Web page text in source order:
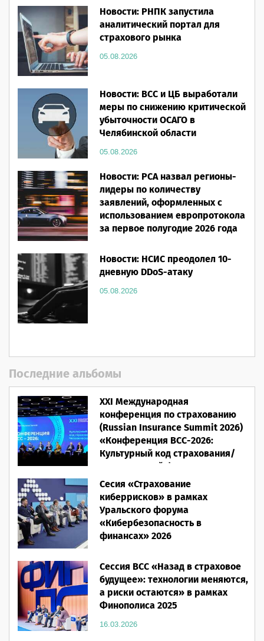
Новости: РНПК запустила
аналитический портал для
страхового рынка
05.08.2026
Новости: ВСС и ЦБ выработали
меры по снижению критической
убыточности ОСАГО в
Челябинской области
05.08.2026
Новости: РСА назвал регионы-
лидеры по количеству
заявлений, оформленных с
использованием европротокола
за первое полугодие 2026 года
Новости: НСИС преодолел 10-
дневную DDoS-атаку
05.08.2026
Последние альбомы
XXI Международная
конференция по страхованию
(Russian Insurance Summit 2026)
«Конференция ВСС-2026:
Культурный код страхования/
Человеческий фактор»
28.05.2026
Сесия «Страхование
киберрисков» в рамках
Уральского форума
«Кибербезопасность в
финансах» 2026
Сессия ВСС «Назад в страховое
будущее»: технологии меняются,
а риски остаются» в рамках
Финополиса 2025
16.03.2026